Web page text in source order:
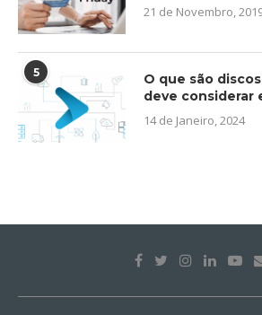
21 de Novembro,
5
O que são
deve considerar
14 de Janeiro, 2024